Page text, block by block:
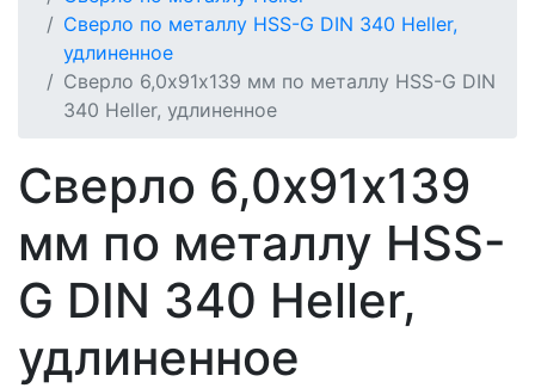
Сверло по металлу HSS-G DIN 340 Heller,
удлиненное
Сверло 6,0х91х139 мм по металлу HSS-G DIN
340 Heller, удлиненное
Сверло 6,0х91х139
мм по металлу HSS-
G DIN 340 Heller,
удлиненное